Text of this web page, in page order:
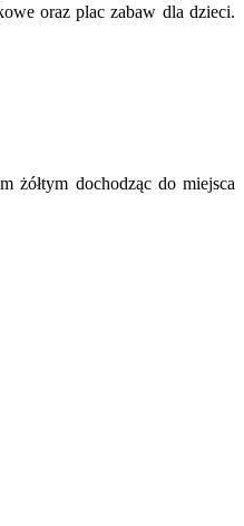
oraz plac zabaw dla dzieci.
żółtym dochodząc do miejsca